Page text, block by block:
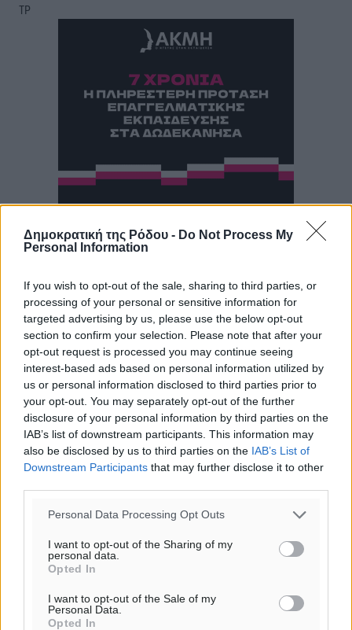
Δημοκρατική της Ρόδου - Do Not Process My
Personal Information
If you wish to opt-out of the sale, sharing to third parties, or
processing of your personal or sensitive information for
targeted advertising by us, please use the below opt-out
section to confirm your selection. Please note that after your
opt-out request is processed you may continue seeing
interest-based ads based on personal information utilized by
us or personal information disclosed to third parties prior to
your opt-out. You may separately opt-out of the further
disclosure of your personal information by third parties on the
IAB’s list of downstream participants. This information may
also be disclosed by us to third parties on the IAB’s List of
Downstream Participants that may further disclose it to other
Personal Data Processing Opt Outs
I want to opt-out of the Sharing of my
personal data.
Opted In
I want to opt-out of the Sale of my
Personal Data.
Opted In
ΤΡ